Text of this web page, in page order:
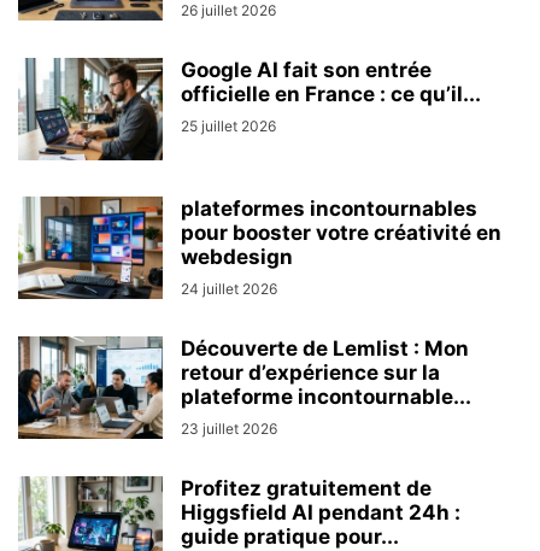
26 juillet 2026
Google AI fait son entrée
officielle en France : ce qu’il...
25 juillet 2026
plateformes incontournables
pour booster votre créativité en
webdesign
24 juillet 2026
Découverte de Lemlist : Mon
retour d’expérience sur la
plateforme incontournable...
23 juillet 2026
Profitez gratuitement de
Higgsfield AI pendant 24h :
guide pratique pour...